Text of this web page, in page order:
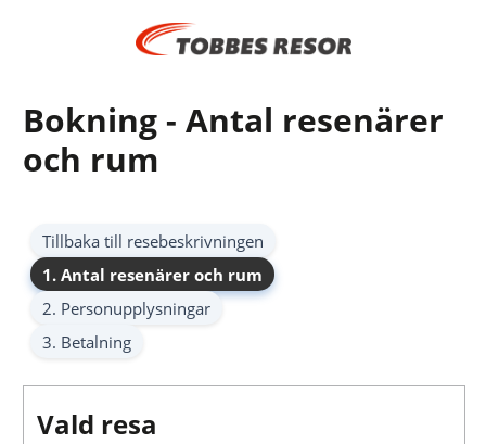
Bokning - Antal resenärer
och rum
Tillbaka till resebeskrivningen
1. Antal resenärer och rum
2. Personupplysningar
3. Betalning
Vald resa